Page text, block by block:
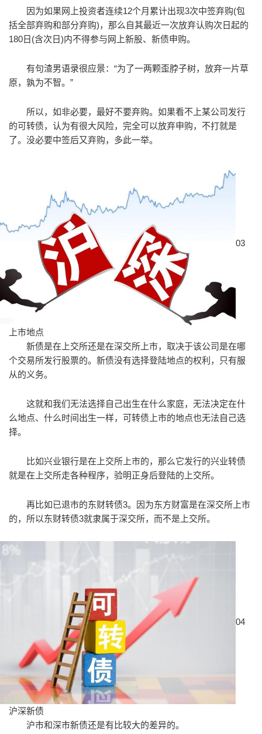
因为如果网上投资者连续12个月累计出现3次中签弃购(包
括全部弃购和部分弃购)，那么自其最近一次放弃认购次日起的
180日(含次日)内不得参与网上新股、新债申购。
有句渣男语录很应景：“为了一两颗歪脖子树，放弃一片草
原，孰为不智。”
所以，如非必要，最好不要弃购。如果看不上某公司发行
的可转债，认为有很大风险，完全可以放弃申购，不打就是
了。没必要中签后又弃购，多此一举。
​03
上市地点
新债是在上交所还是在深交所上市，取决于该公司是在哪
个交易所发行股票的。新债没有选择登陆地点的权利，只有服
从的义务。
这就和我们无法选择自己出生在什么家庭，无法决定在什
么地点、什么时间出生一样，可转债上市的地点也无法自己选
择。
比如兴业银行是在上交所上市的，那么它发行的兴业转债
就是在上交所走各种程序，验明正身后登陆的上交所。
再比如已退市的东财转债3。因为东方财富是在深交所上市
的，所以东财转债3就隶属于深交所，而不是上交所。
04
沪深新债
沪市和深市新债还是有比较大的差异的。